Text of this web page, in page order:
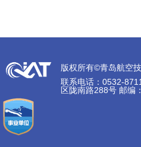
联系电话：0532-
区陇南路288号 邮编
版权所有©青岛航空